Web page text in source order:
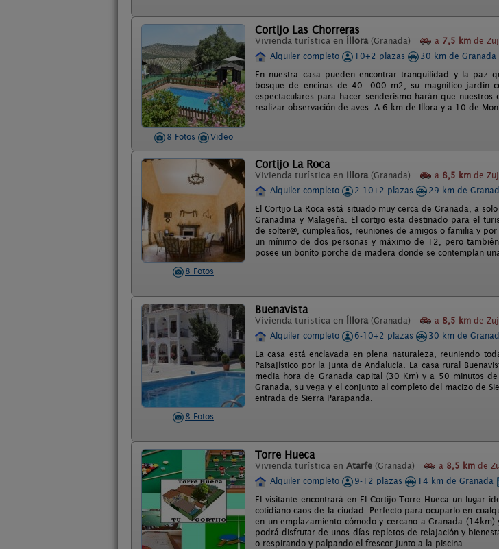
8 Fotos Video
Cortijo Las Chorreras
Vivienda turística en Íllora (Granada) a 7,5 km de
Alquiler completo
10+2 plazas
30 km de Granada
En nuestra casa pueden encontrar tranquilidad y la paz
bosque de encinas de 40. 000 m2, su magnifico jardín
espectaculares para hacer senderismo harán que
realizar observación de aves. A 6 km de Illora y a 10 de
8 Fotos
Cortijo La Roca
Vivienda turística en Illora (Granada) a 8,5 km de
Alquiler completo
2-10+2 plazas
29 km de
El Cortijo La Roca está situado muy cerca de Granada, a
Granadina y Malageña. El cortijo esta destinado para el
de solter@, cumpleaños, reuniones de amigos o familia y
un mínimo de dos personas y máximo de 12, pero
posee un bonito porche de madera donde se contemplan
8 Fotos
Buenavista
Vivienda turística en Íllora (Granada) a 8,5 km de
Alquiler completo
6-10+2 plazas
30 km de
La casa está enclavada en plena naturaleza, reuniendo
Paisajístico por la Junta de Andalucía. La casa rural
media hora de Granada capital (30 Km) y a 50 minutos
Granada, su vega y el conjunto al completo del macizo de
entrada de Sierra Parapanda.
Torre Hueca
Vivienda turística en Atarfe (Granada) a 8,5 km de
Alquiler completo
9-12 plazas 14 km de Granada
El visitante encontrará en El Cortijo Torre Hueca un lugar
cotidiano caos de la ciudad. Perfecto para ocuparlo en
en un emplazamiento cómodo y cercano a Granada
podrá disfrutar de unos días repletos de relajación y
o respirando y palpando el frescor junto a la piscina.